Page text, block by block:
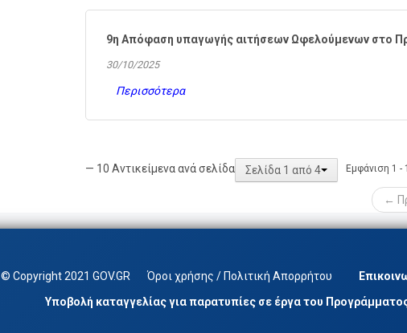
9η Απόφαση υπαγωγής αιτήσεων Ωφελούμενων στο
30/10/2025
Περισσότερα
Σελίδα 1 από 4
— 10 Αντικείμενα ανά σελίδα Εμφάνιση 1
←
© Copyright 2021 GOV.GR Όροι χρήσης / Πολιτική Απορρήτου
Υποβολή καταγγελίας για παρατυπίες σε έργα του